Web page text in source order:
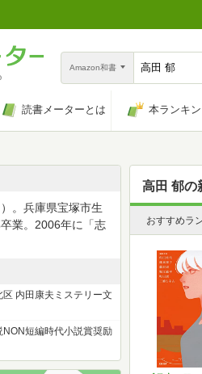
Amazon和書
読書メーターとは 本ランキ
高田 郁の
おすすめラ
。兵庫県宝塚市生
業。2006年に「志
内田康夫ミステリー文
NON短編時代小説賞奨励